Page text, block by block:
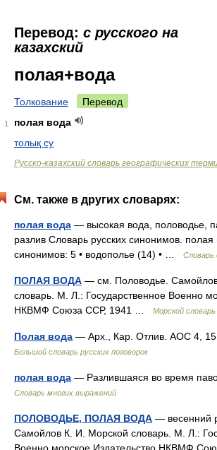
Перевод: с русского на
казахский
полая+вода
Толкование Перевод
1
полая вода
толық су
Русско-казахский словарь географических
См. также в других словарях:
полая вода — высокая вода, половодье,
разлив Словарь русских синонимов.
синонимов: 5 • водополье (14) • …
Словарь
ПОЛАЯ ВОДА — см. Половодье.
словарь. М. Л.: Государственное Военно
НКВМФ Союза ССР, 1941 …
Морской словарь
Полая вода — Арх., Кар. Отлив. АОС 4,
Большой словарь русских поговорок
полая вода — Разлившаяся во время
Словарь многих выражений
ПОЛОВОДЬЕ, ПОЛАЯ ВОДА — весенний
Самойлов К. И. Морской словарь. М. Л.: